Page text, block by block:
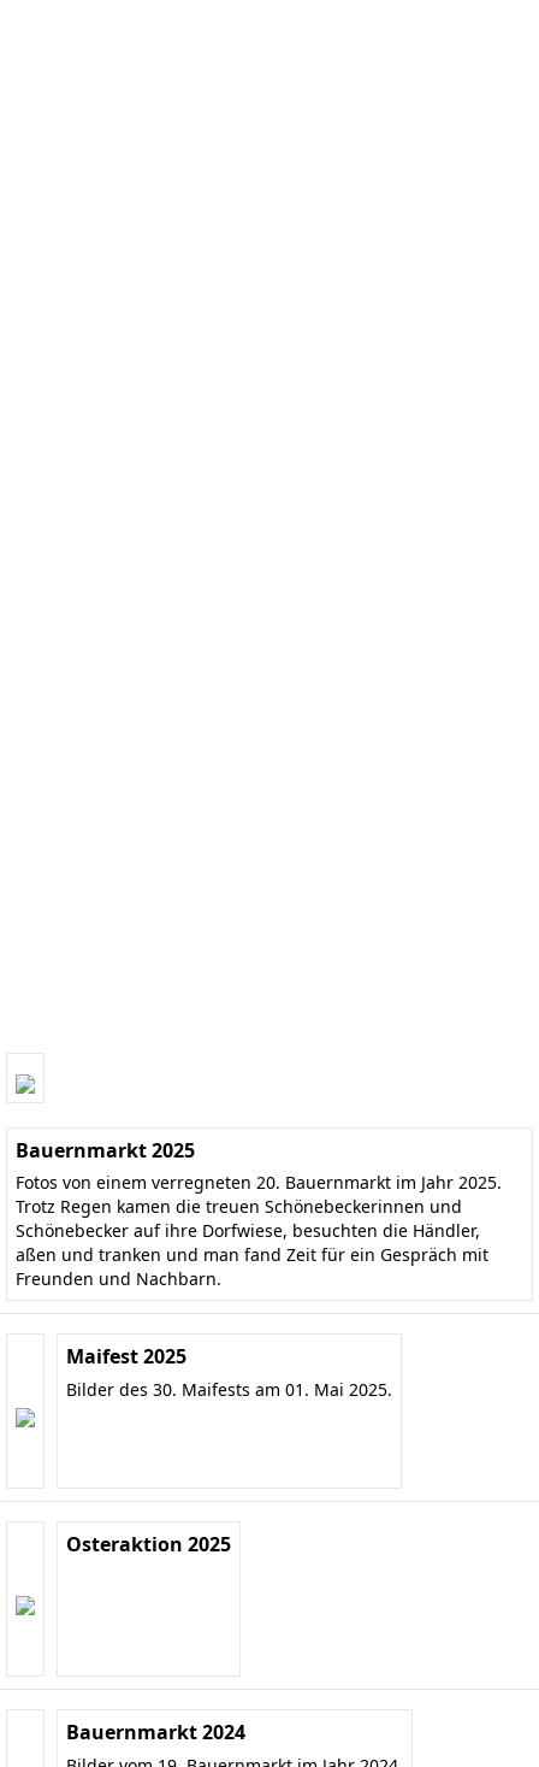
Bauernmarkt 2025
Fotos von einem verregneten 20. Bauernmarkt im Jahr 2025.
Trotz Regen kamen die treuen Schönebeckerinnen und
Schönebecker auf ihre Dorfwiese, besuchten die Händler,
aßen und tranken und man fand Zeit für ein Gespräch mit
Freunden und Nachbarn.
Maifest 2025
Bilder des 30. Maifests am 01. Mai 2025.
Osteraktion 2025
Bauernmarkt 2024